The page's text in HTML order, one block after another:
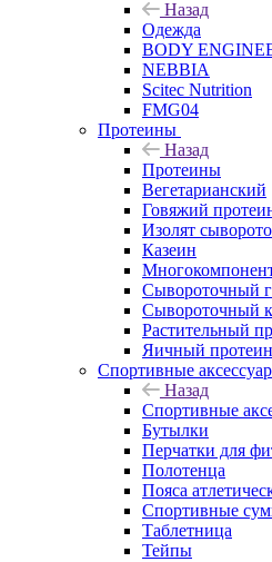
Назад
Одежда
BODY
NEBBIA
Scitec Nutrition
FMG04
Протеины
Назад
Протеины
Вегетарианский
Говяжий
Изолят
Казеин
Сывороточный
Сывороточный
Растительный
Яичный протеин
Спортивные
Назад
Спортивные
Бутылки
Перчатки для
Полотенца
Пояса
Спортивные
Таблетница
Тейпы